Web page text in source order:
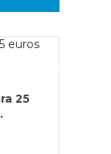
25